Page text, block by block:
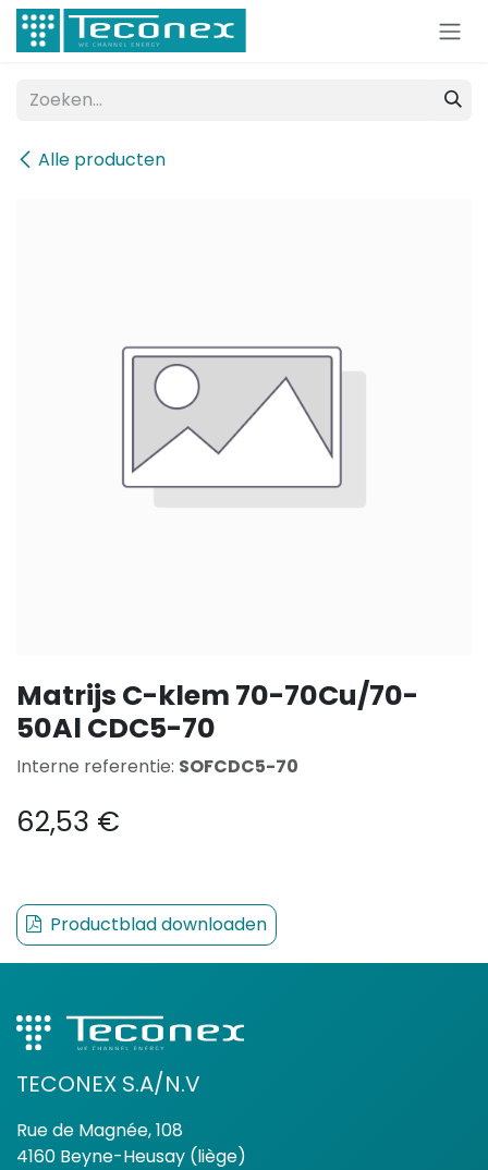
Overslaan naar inhoud
Alle producten
Matrijs C-klem 70-70Cu/70-
50Al CDC5-70
Interne referentie: SOFCDC5-70
62,53 €
Productblad downloaden
TECONEX S.A/N.V
Rue de Magnée, 108
4160 Beyne-Heusay (liège)